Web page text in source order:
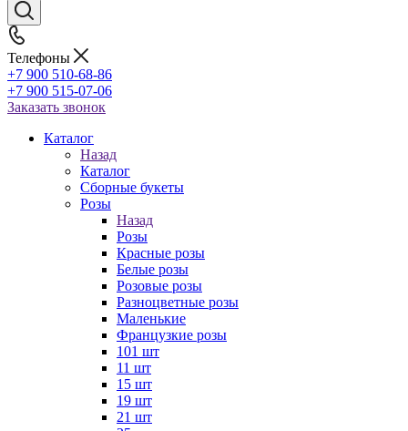
Телефоны
+7 900 510-68-86
+7 900 515-07-06
Заказать звонок
Каталог
Назад
Каталог
Сборные букеты
Розы
Назад
Розы
Красные розы
Белые розы
Розовые розы
Разноцветные розы
Маленькие
Французкие розы
101 шт
11 шт
15 шт
19 шт
21 шт